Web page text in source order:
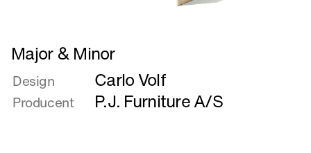
Læs
mere
om
Major
&
Major & Minor
Design Carlo Volf
Producent P.J. Furniture A/S